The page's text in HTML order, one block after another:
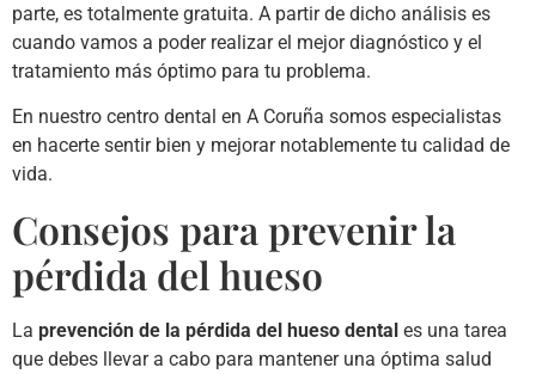
parte, es totalmente gratuita. A partir de dicho análisis es
cuando vamos a poder realizar el mejor diagnóstico y el
tratamiento más óptimo para tu problema.
En nuestro centro dental en A Coruña somos especialistas
en hacerte sentir bien y mejorar notablemente tu calidad de
vida.
Consejos para prevenir la
pérdida del hueso
La prevención de la pérdida del hueso dental es una tarea
que debes llevar a cabo para mantener una óptima salud